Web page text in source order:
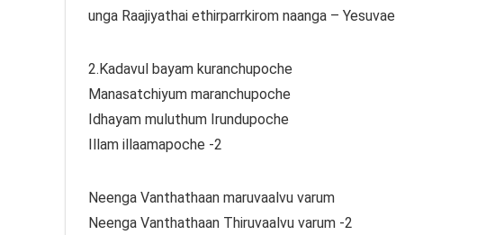
unga Raajiyathai ethirparrkirom naanga – Yesuvae
2.Kadavul bayam kuranchupoche
Manasatchiyum maranchupoche
Idhayam muluthum Irundupoche
Illam illaamapoche -2
Neenga Vanthathaan maruvaalvu varum
Neenga Vanthathaan Thiruvaalvu varum -2